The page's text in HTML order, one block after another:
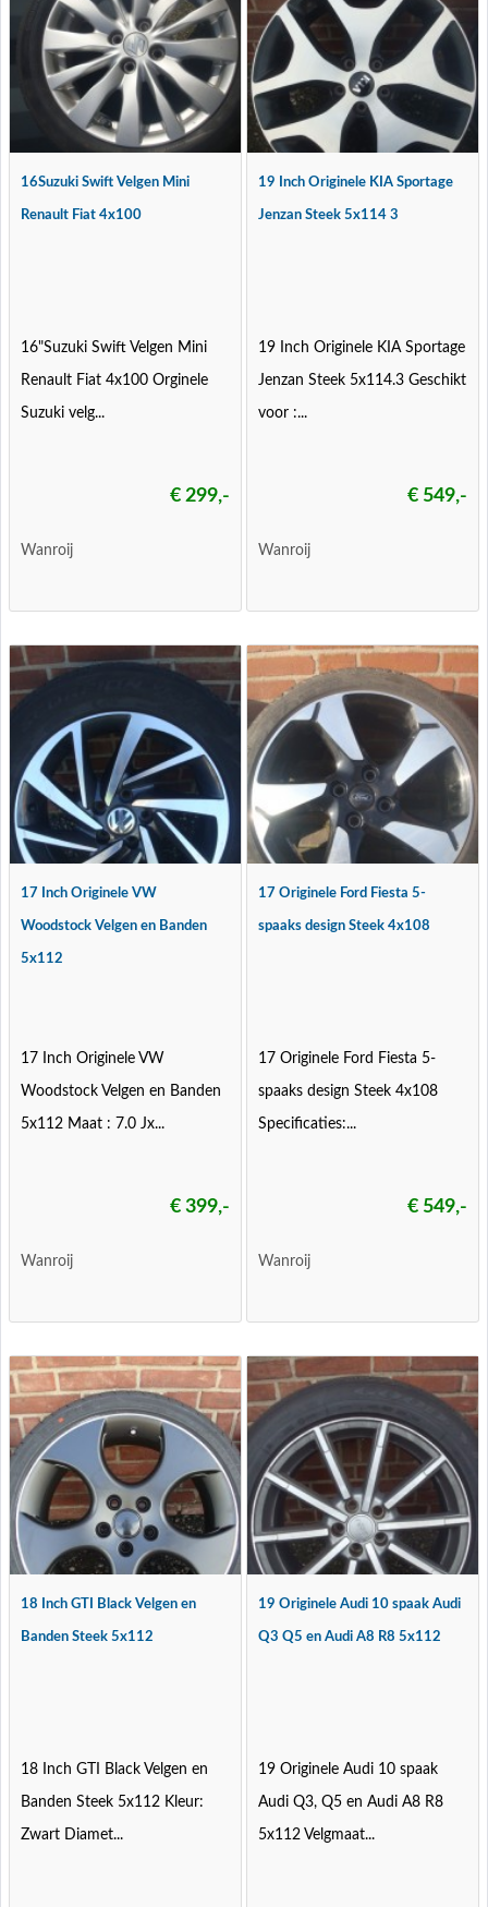
16Suzuki Swift Velgen Mini
Renault Fiat 4x100
16"Suzuki Swift Velgen Mini
Renault Fiat 4x100 Orginele
Suzuki velg...
€ 299,-
Wanroij
19 Inch Originele KIA Sportage
Jenzan Steek 5x114 3
19 Inch Originele KIA Sportage
Jenzan Steek 5x114.3 Geschikt
voor :...
€ 549,-
Wanroij
17 Inch Originele VW
Woodstock Velgen en Banden
5x112
17 Inch Originele VW
Woodstock Velgen en Banden
5x112 Maat : 7.0 Jx...
€ 399,-
Wanroij
17 Originele Ford Fiesta 5-
spaaks design Steek 4x108
17 Originele Ford Fiesta 5-
spaaks design Steek 4x108
Specificaties:...
€ 549,-
Wanroij
18 Inch GTI Black Velgen en
Banden Steek 5x112
18 Inch GTI Black Velgen en
Banden Steek 5x112 Kleur:
Zwart Diamet...
19 Originele Audi 10 spaak Audi
Q3 Q5 en Audi A8 R8 5x112
19 Originele Audi 10 spaak
Audi Q3, Q5 en Audi A8 R8
5x112 Velgmaat...